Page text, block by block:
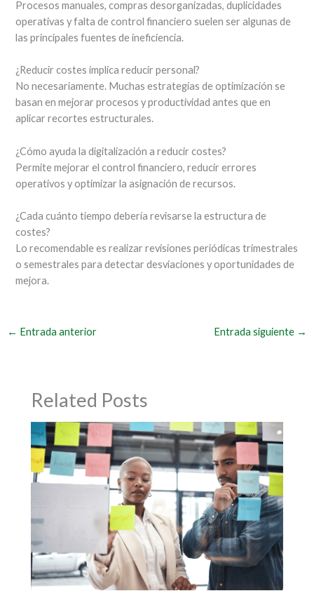
Procesos manuales, compras desorganizadas, duplicidades
operativas y falta de control financiero suelen ser algunas de
las principales fuentes de ineficiencia.
¿Reducir costes implica reducir personal?
No necesariamente. Muchas estrategias de optimización se
basan en mejorar procesos y productividad antes que en
aplicar recortes estructurales.
¿Cómo ayuda la digitalización a reducir costes?
Permite mejorar el control financiero, reducir errores
operativos y optimizar la asignación de recursos.
¿Cada cuánto tiempo debería revisarse la estructura de
costes?
Lo recomendable es realizar revisiones periódicas trimestrales
o semestrales para detectar desviaciones y oportunidades de
mejora.
← Entrada anterior Entrada siguiente →
Related Posts